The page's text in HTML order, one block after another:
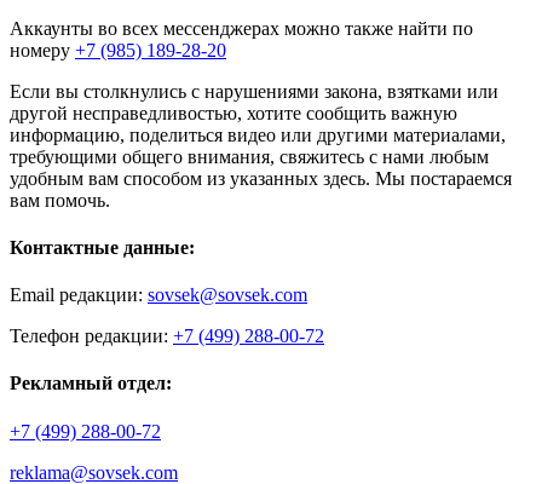
Аккаунты во всех мессенджерах можно также найти по
номеру +7 (985) 189-28-20
Если вы столкнулись с нарушениями закона, взятками или
другой несправедливостью, хотите сообщить важную
информацию, поделиться видео или другими материалами,
требующими общего внимания, свяжитесь с нами любым
удобным вам способом из указанных здесь. Мы постараемся
вам помочь.
Контактные данные:
Email редакции: sovsek@sovsek.com
Телефон редакции: +7 (499) 288-00-72
Рекламный отдел:
+7 (499) 288-00-72
reklama@sovsek.com